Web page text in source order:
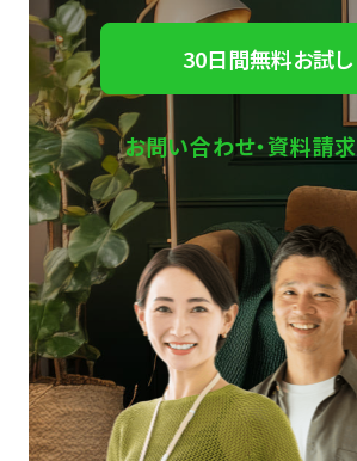
30日間無料お試し
お問い合わせ・資料請求